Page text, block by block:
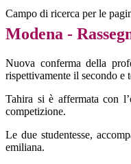
Campo di ricerca per le
Modena -
Nuova conferma della
rispettivamente il secondo e
Tahira si è affermata con
competizione.
Le due studentesse,
emiliana.